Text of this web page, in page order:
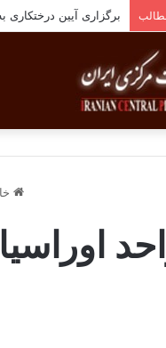
برگزاری آیین درختکاری به یاد ۲۵۸شهید